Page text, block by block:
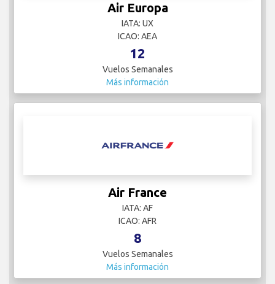
Air Europa
IATA: UX
ICAO: AEA
12
Vuelos Semanales
Más información
Air France
IATA: AF
ICAO: AFR
8
Vuelos Semanales
Más información